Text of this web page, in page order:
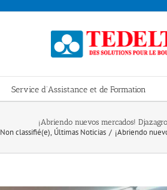
Service d’Assistance et de Formation
¡Abriendo nuevos mercados!
Non classifié(e) Últimas Noticias ¡Abriendo